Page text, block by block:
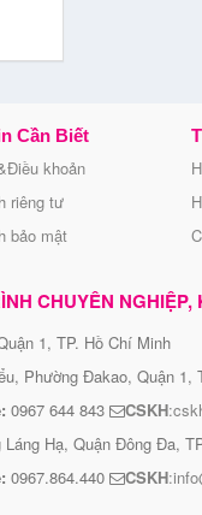
Cần Biết
khoản
riêng tư
bảo mật
CHUYÊN
1, TP. Hồ Chí Minh
Phường Đakao, Quận 1,
0967 644 843 CSKH
Hạ, Quận Đông Đa,
0967.864.440 CSKH